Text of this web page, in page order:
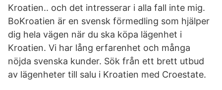
Kroatien.. och det intresserar i alla fall inte mig.
BoKroatien är en svensk förmedling som hjälper
dig hela vägen när du ska köpa lägenhet i
Kroatien. Vi har lång erfarenhet och många
nöjda svenska kunder. Sök från ett brett utbud
av lägenheter till salu i Kroatien med Croestate.